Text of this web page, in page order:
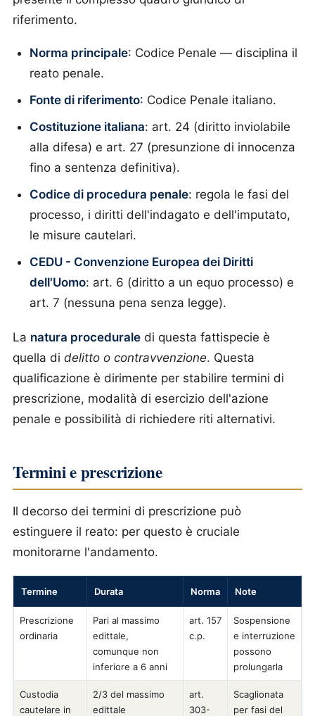
riferimento.
Norma principale: Codice Penale — disciplina il
reato penale.
Fonte di riferimento: Codice Penale italiano.
Costituzione italiana: art. 24 (diritto inviolabile
alla difesa) e art. 27 (presunzione di innocenza
fino a sentenza definitiva).
Codice di procedura penale: regola le fasi del
processo, i diritti dell'indagato e dell'imputato,
le misure cautelari.
CEDU - Convenzione Europea dei Diritti
dell'Uomo: art. 6 (diritto a un equo processo) e
art. 7 (nessuna pena senza legge).
La natura procedurale di questa fattispecie è
quella di delitto o contravvenzione. Questa
qualificazione è dirimente per stabilire termini di
prescrizione, modalità di esercizio dell'azione
penale e possibilità di richiedere riti alternativi.
Termini e prescrizione
Il decorso dei termini di prescrizione può
estinguere il reato: per questo è cruciale
monitorarne l'andamento.
Termine Durata Norma Note
Prescrizione
ordinaria
Pari al massimo
edittale,
comunque non
inferiore a 6 anni
art. 157
c.p.
Sospensione
e interruzione
possono
prolungarla
Custodia
cautelare in
2/3 del massimo
edittale
art.
303-
Scaglionata
per fasi del